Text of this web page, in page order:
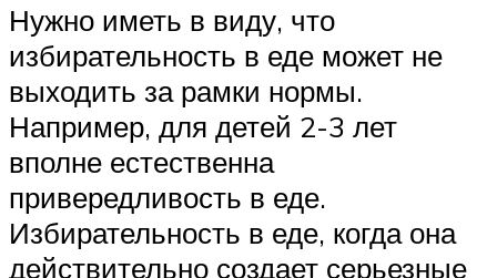
Нужно иметь в виду, что
избирательность в еде может не
выходить за рамки нормы.
Например, для детей 2-3 лет
вполне естественна
привередливость в еде.
Избирательность в еде, когда она
действительно создает серьезные